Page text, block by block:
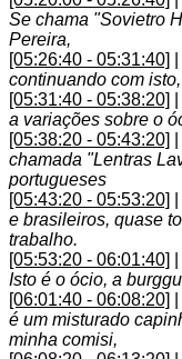
Se chama "Sovietro
Pereira,
[05:26:40 - 05:31:40]
continuando com
[05:31:40 - 05:38:20]
a variações sobre o
[05:38:20 - 05:43:20]
chamada "Lentras
portugueses
[05:43:20 - 05:53:20]
e brasileiros, quase
trabalho.
[05:53:20 - 06:01:40]
Isto é o ócio, a
[06:01:40 - 06:08:20]
é um misturado
minha comisi,